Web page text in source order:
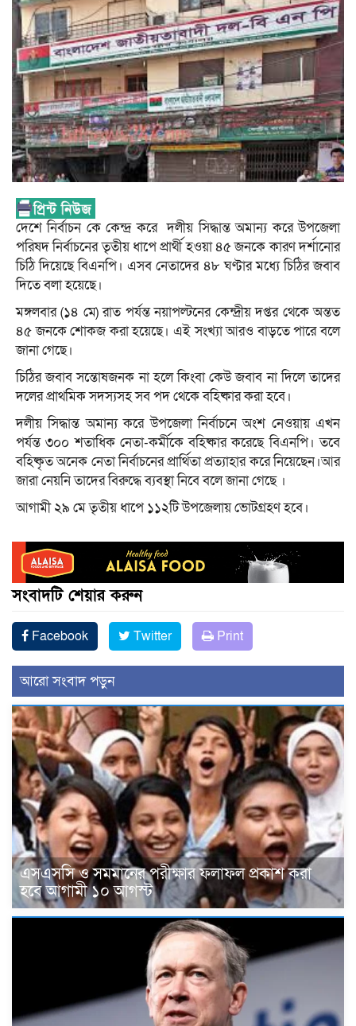
দেশে নির্বাচন কে কেন্দ্র করে দলীয় সিদ্ধান্ত অমান্য করে উপজেলা
পরিষদ নির্বাচনের তৃতীয় ধাপে প্রার্থী হওয়া ৪৫ জনকে কারণ দর্শানোর
চিঠি দিয়েছে বিএনপি। এসব নেতাদের ৪৮ ঘণ্টার মধ্যে চিঠির জবাব
দিতে বলা হয়েছে।
মঙ্গলবার (১৪ মে) রাত পর্যন্ত নয়াপল্টনের কেন্দ্রীয় দপ্তর থেকে অন্তত
৪৫ জনকে শোকজ করা হয়েছে। এই সংখ্যা আরও বাড়তে পারে বলে
জানা গেছে।
চিঠির জবাব সন্তোষজনক না হলে কিংবা কেউ জবাব না দিলে তাদের
দলের প্রাথমিক সদস্যসহ সব পদ থেকে বহিষ্কার করা হবে।
দলীয় সিদ্ধান্ত অমান্য করে উপজেলা নির্বাচনে অংশ নেওয়ায় এখন
পর্যন্ত ৩০০ শতাধিক নেতা-কর্মীকে বহিষ্কার করেছে বিএনপি। তবে
বহিষ্কৃত অনেক নেতা নির্বাচনের প্রার্থিতা প্রত্যাহার করে নিয়েছেন।আর
জারা নেয়নি তাদের বিরুদ্ধে ব্যবস্থা নিবে বলে জানা গেছে ।
আগামী ২৯ মে তৃতীয় ধাপে ১১২টি উপজেলায় ভোটগ্রহণ হবে।
সংবাদটি শেয়ার করুন
Facebook Twitter Print
আরো সংবাদ পড়ুন
এসএসসি ও সমমানের পরীক্ষার ফলাফল প্রকাশ করা
হবে আগামী ১০ আগস্ট